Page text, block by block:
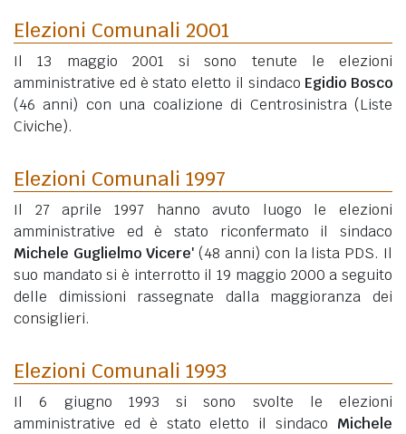
Elezioni Comunali 2001
Il 13 maggio 2001 si sono tenute le elezioni
amministrative ed è stato eletto il sindaco Egidio Bosco
(46 anni) con una coalizione di Centrosinistra (Liste
Civiche).
Elezioni Comunali 1997
Il 27 aprile 1997 hanno avuto luogo le elezioni
amministrative ed è stato riconfermato il sindaco
Michele Guglielmo Vicere' (48 anni) con la lista PDS. Il
suo mandato si è interrotto il 19 maggio 2000 a seguito
delle dimissioni rassegnate dalla maggioranza dei
consiglieri.
Elezioni Comunali 1993
Il 6 giugno 1993 si sono svolte le elezioni
amministrative ed è stato eletto il sindaco Michele